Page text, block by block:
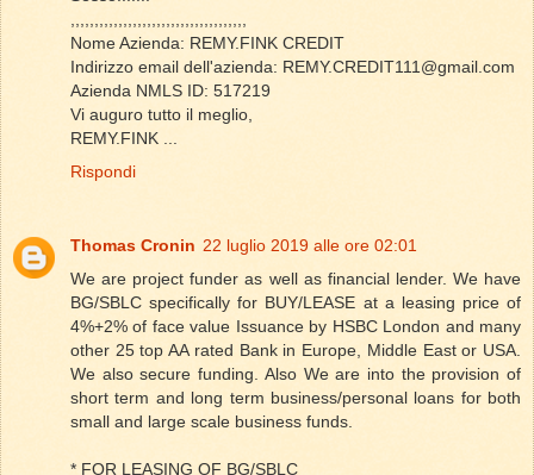
,,,,,,,,,,,,,,,,,,,,,,,,,,,,,,,,,,,,,
Nome Azienda: REMY.FINK CREDIT
Indirizzo email dell'azienda: REMY.CREDIT111@gmail.com
Azienda NMLS ID: 517219
Vi auguro tutto il meglio,
REMY.FINK ...
Rispondi
Thomas Cronin 22 luglio 2019 alle ore 02:01
We are project funder as well as financial lender. We have
BG/SBLC specifically for BUY/LEASE at a leasing price of
4%+2% of face value Issuance by HSBC London and many
other 25 top AA rated Bank in Europe, Middle East or USA.
We also secure funding. Also We are into the provision of
short term and long term business/personal loans for both
small and large scale business funds.
* FOR LEASING OF BG/SBLC